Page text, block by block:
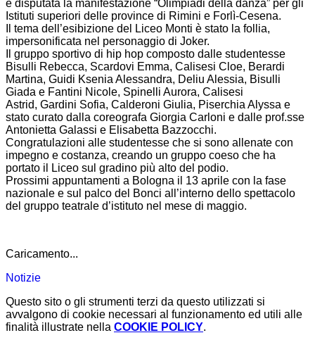
è disputata la manifestazione “Olimpiadi della danza” per gli
Istituti superiori delle province di Rimini e Forlì-Cesena.
Il tema dell’esibizione del Liceo Monti è stato la follia,
impersonificata nel personaggio di Joker.
Il gruppo sportivo di hip hop composto dalle studentesse
Bisulli Rebecca, Scardovi Emma, Calisesi Cloe, Berardi
Martina, Guidi Ksenia Alessandra, Deliu Alessia, Bisulli
Giada e Fantini Nicole, Spinelli Aurora, Calisesi
Astrid, Gardini Sofia, Calderoni Giulia, Piserchia Alyssa e
stato curato dalla coreografa Giorgia Carloni e dalle prof.sse
Antonietta Galassi e Elisabetta Bazzocchi.
Congratulazioni alle studentesse che si sono allenate con
impegno e costanza, creando un gruppo coeso che ha
portato il Liceo sul gradino più alto del podio.
Prossimi appuntamenti a Bologna il 13 aprile con la fase
nazionale e sul palco del Bonci all’interno dello spettacolo
del gruppo teatrale d’istituto nel mese di maggio.
Caricamento...
Notizie
Questo sito o gli strumenti terzi da questo utilizzati si
avvalgono di cookie necessari al funzionamento ed utili alle
finalità illustrate nella COOKIE POLICY.